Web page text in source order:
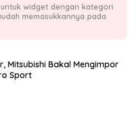
widget dengan kategori
memasukkannya pada
Mitsubishi Bakal Mengimpor
Sport